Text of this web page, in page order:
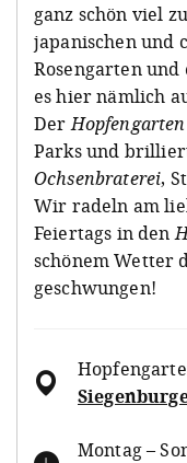
ganz schön viel
japanischen und
Rosengarten
es hier nämlich
DerHopfengarten
Parks und
Ochsenbraterei,
Wir radeln am
Feiertags in den
schönem Wetter
geschwungen!
Montag –